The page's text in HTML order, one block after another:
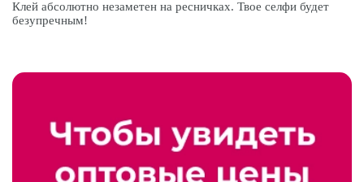
Клей абсолютно незаметен на ресничках. Твое селфи будет
безупречным!